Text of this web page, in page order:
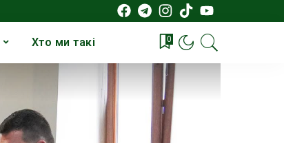
Хто ми такі 0